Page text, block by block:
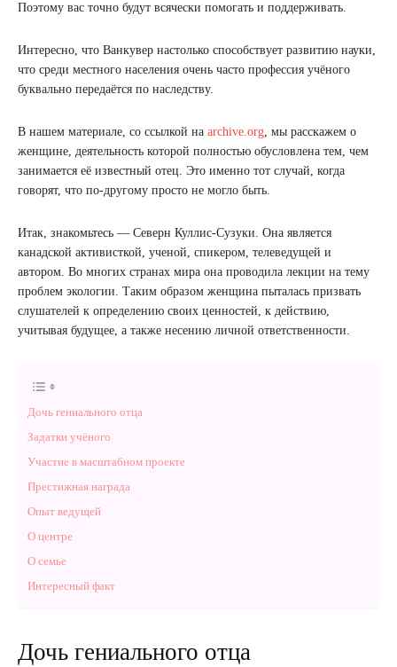
Поэтому вас точно будут всячески помогать и поддерживать.
Интересно, что Ванкувер настолько способствует развитию науки,
что среди местного населения очень часто профессия учёного
буквально передаётся по наследству.
В нашем материале, со ссылкой на archive.org, мы расскажем о
женщине, деятельность которой полностью обусловлена тем, чем
занимается её известный отец. Это именно тот случай, когда
говорят, что по-другому просто не могло быть.
Итак, знакомьтесь — Северн Куллис-Сузуки. Она является
канадской активисткой, ученой, спикером, телеведущей и
автором. Во многих странах мира она проводила лекции на тему
проблем экологии. Таким образом женщина пыталась призвать
слушателей к определению своих ценностей, к действию,
учитывая будущее, а также несению личной ответственности.
Дочь гениального отца
Задатки учёного
Участие в масштабном проекте
Престижная награда
Опыт ведущей
О центре
О семье
Интересный факт
Дочь гениального отца